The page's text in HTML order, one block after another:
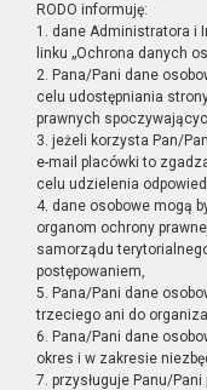
RODO informuję:
1. dane Administratora i
linku „Ochrona danych
2. Pana/Pani dane
celu udostępniania
prawnych
3. jeżeli korzysta Pan/
e-mail placówki to
celu udzielenia
4. dane osobowe mogą
organom ochrony
samorządu
postępowaniem,
5. Pana/Pani dane
trzeciego ani do
6. Pana/Pani dane
okres i w zakresie
7. przysługuje Panu/